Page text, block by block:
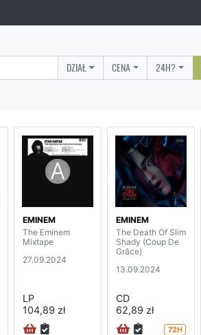
DZIAŁ CENA 24H?
EMINEM
The Eminem
Mixtape
27.09.2024
LP
104,89 zł
EMINEM
The Death Of Slim
Shady (Coup De
Grâce)
13.09.2024
CD
62,89 zł
72H